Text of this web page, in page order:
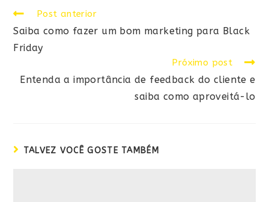
Post anterior
Saiba como fazer um bom marketing para Black
Friday
Próximo post
Entenda a importância de feedback do cliente e
saiba como aproveitá-lo
TALVEZ VOCÊ GOSTE TAMBÉM